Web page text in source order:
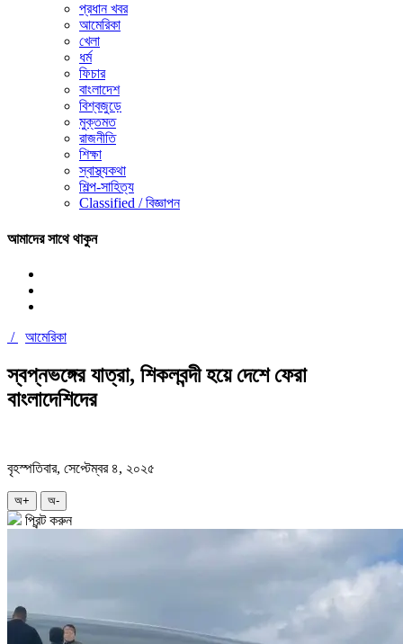
প্রধান খবর
আমেরিকা
খেলা
ধর্ম
ফিচার
বাংলাদেশ
বিশ্বজুড়ে
মুক্তমত
রাজনীতি
শিক্ষা
স্বাস্থ্যকথা
শিল্প-সাহিত্য
Classified / বিজ্ঞাপন
আমাদের সাথে থাকুন
/ আমেরিকা
স্বপ্নভঙ্গের যাত্রা, শিকলবন্দী হয়ে দেশে ফেরা
বাংলাদেশিদের
বৃহস্পতিবার, সেপ্টেম্বর ৪, ২০২৫
অ+ অ-
প্রিন্ট করুন